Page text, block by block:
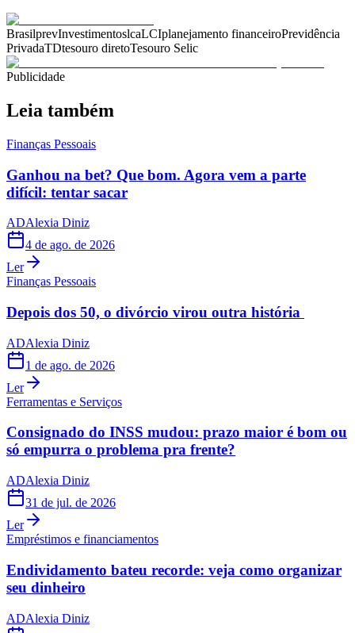
BrasilprevInvestimentoslcaLCIplanejamento financeiroPrevidência
PrivadaTDtesouro diretoTesouro Selic
Publicidade
Leia também
Finanças Pessoais
Ganhou na bet? Que bom. Agora vem a parte
difícil: tentar sacar
ADAlexia Diniz
4 de ago. de 2026
Ler
Finanças Pessoais
Depois dos 50, o divórcio virou outra história
ADAlexia Diniz
1 de ago. de 2026
Ler
Ferramentas e Serviços
Consignado do INSS mudou: prazo maior é bom ou
só empurra o problema pra frente?
ADAlexia Diniz
31 de jul. de 2026
Ler
Empréstimos e financiamentos
Endividamento bateu recorde: veja como organizar
seu dinheiro
ADAlexia Diniz